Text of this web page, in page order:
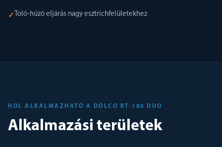
✓ Toló-húzó eljárás nagy esztrichfelületekhez
HOL ALKALMAZHATÓ A DÖLCO RT-180 DUO
Alkalmazási területek